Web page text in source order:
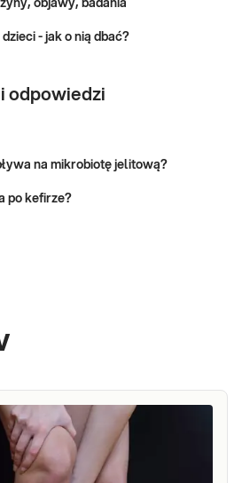
objawy, badania
- jak o nią dbać?
odpowiedzi
na mikrobiotę jelitową?
po kefirze?